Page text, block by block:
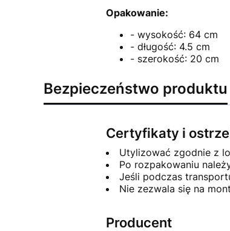
Opakowanie:
- wysokość: 64 cm
- długość: 4.5 cm
- szerokość: 20 cm
Bezpieczeństwo produktu
Certyfikaty i
Utylizować zgodnie z
Po rozpakowaniu
Jeśli podczas
Nie zezwala się na
Producent